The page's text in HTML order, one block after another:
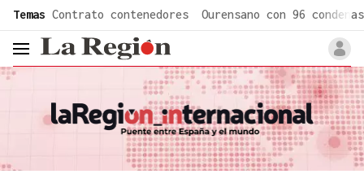
Temas Contrato contenedores Ourensano con 96 condenas
header.menu.open